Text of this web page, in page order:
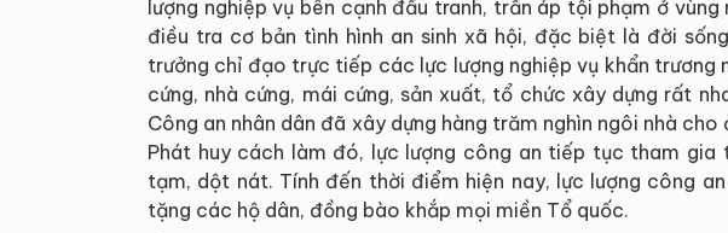
lượng nghiệp vụ bên cạnh đấu tranh, trấn áp tội phạm ở
điều tra cơ bản tình hình an sinh xã hội, đặc biệt là đời
trưởng chỉ đạo trực tiếp các lực lượng nghiệp vụ khẩn trương
cứng, nhà cứng, mái cứng, sản xuất, tổ chức xây dựng rất
Công an nhân dân đã xây dựng hàng trăm nghìn ngôi nhà
Phát huy cách làm đó, lực lượng công an tiếp tục tham gia
tạm, dột nát. Tính đến thời điểm hiện nay, lực lượng công
tặng các hộ dân, đồng bào khắp mọi miền Tổ quốc.